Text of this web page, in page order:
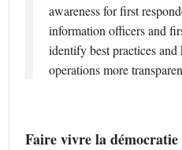
awareness for first
information officers and
identify best practices and
operations more
Faire vivre la